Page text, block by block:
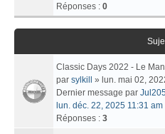
Réponses : 0
Classic Days 2022 - Le
par sylkill » lun. mai 02,
Dernier message par
lun. déc. 22, 2025 11:31 am
Réponses : 3